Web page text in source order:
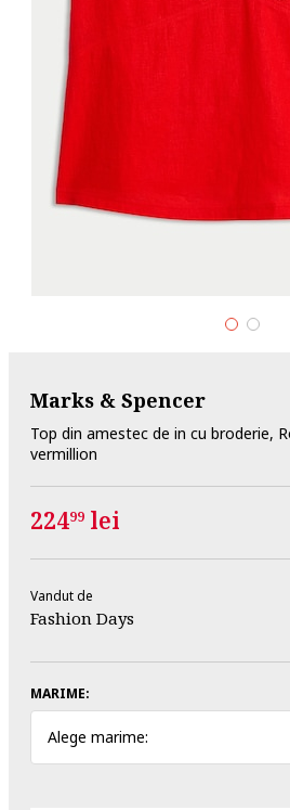
Marks & Spencer
Top din amestec de in cu broderie,
vermillion
22499 lei
Vandut de
Fashion Days
MARIME:
Alege marime: